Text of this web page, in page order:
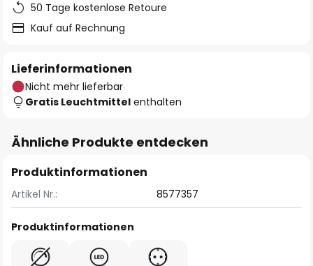
50 Tage kostenlose Retoure
Kauf auf Rechnung
Lieferinformationen
Nicht mehr lieferbar
Gratis Leuchtmittel enthalten
Ähnliche Produkte entdecken
Produktinformationen
Artikel Nr.: 8577357
Produktinformationen